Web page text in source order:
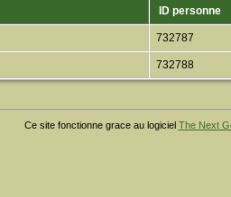
ID personne
732787
732788
Ce site fonctionne grace au logiciel The Next